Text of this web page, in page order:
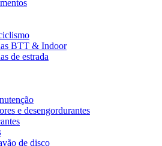
BTT & Indoor
de estrada
e desengordurantes
de disco